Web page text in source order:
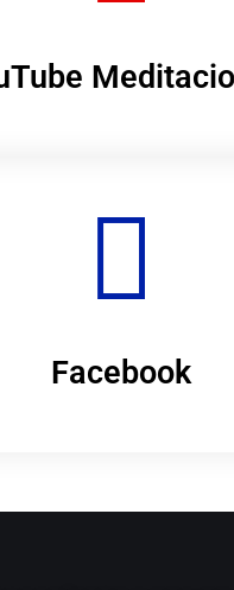
Facebook